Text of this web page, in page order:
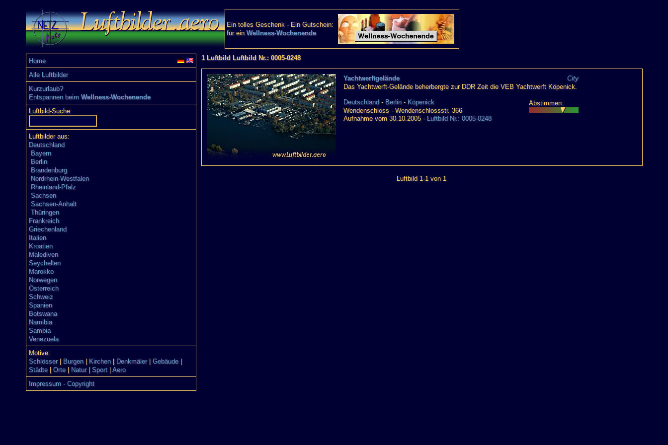
Ein tolles Geschenk - Ein Gutschein:
für ein Wellness-Wochenende
Home
Alle Luftbilder
Kurzurlaub?
Entspannen beim Wellness-Wochenende
Luftbild-Suche:
Luftbilder aus:
Deutschland
Bayern
Berlin
Brandenburg
Nordrhein-Westfalen
Rheinland-Pfalz
Sachsen
Sachsen-Anhalt
Thüringen
Frankreich
Griechenland
Italien
Kroatien
Malediven
Seychellen
Marokko
Norwegen
Österreich
Schweiz
Spanien
Botswana
Namibia
Sambia
Venezuela
Motive:
Schlösser| Burgen| Kirchen| Denkmäler| Gebäude|
Städte| Orte| Natur| Sport| Aero
Impressum - Copyright
1 Luftbild Luftbild Nr.: 0005-0248
Yachtwerftgelände
City
Das Yachtwerft-Gelände beherbergte zur DDR Zeit die VEB Yachtwerft Köpenick.
Deutschland- Berlin- Köpenick
Wendenschloss - Wendenschlossstr. 366
Abstimmen:
Aufnahme vom 30.10.2005 - Luftbild Nr.: 0005-0248
Luftbild 1-1 von 1